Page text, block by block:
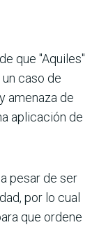
que "Aquiles"
caso de
amenaza de
aplicación de
pesar de ser
por lo cual
que ordene